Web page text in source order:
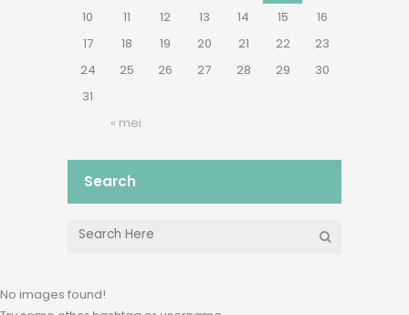
« mei
10
11 12 13 14 15
16
17
18 19 20 21 22
23
24
25 26 27 28 29
30
31
Search
No images found!